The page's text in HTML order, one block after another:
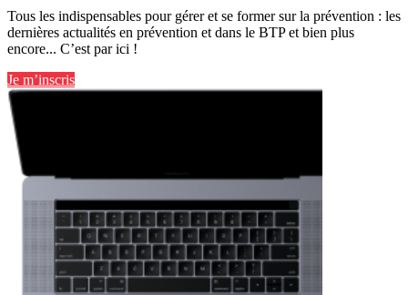
Tous les indispensables pour gérer et se former sur la prévention : les
dernières actualités en prévention et dans le BTP et bien plus
encore... C’est par ici !
Je m’inscris